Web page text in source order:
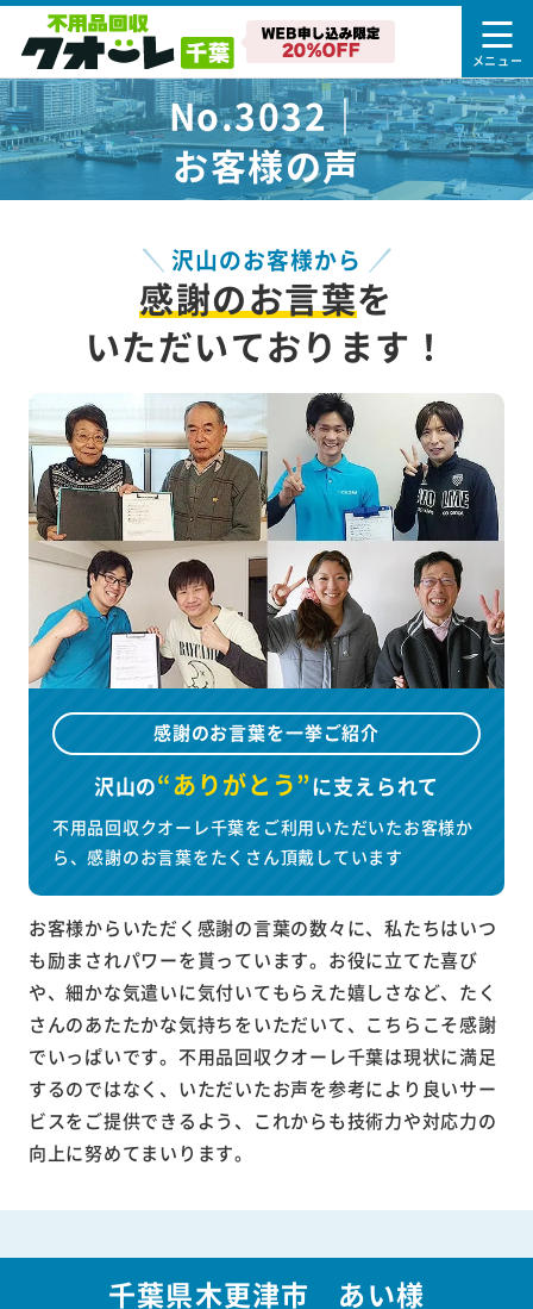
No.3032｜
お客様の声
沢山のお客様から
感謝のお言葉を
いただいております！
感謝のお言葉を一挙ご紹介
沢山の“ありがとう”に支えられて
不用品回収クオーレ千葉をご利用いただいたお客様か
ら、感謝のお言葉をたくさん頂戴しています
お客様からいただく感謝の言葉の数々に、私たちはいつ
も励まされパワーを貰っています。お役に立てた喜び
や、細かな気遣いに気付いてもらえた嬉しさなど、たく
さんのあたたかな気持ちをいただいて、こちらこそ感謝
でいっぱいです。不用品回収クオーレ千葉は現状に満足
するのではなく、いただいたお声を参考により良いサー
ビスをご提供できるよう、これからも技術力や対応力の
向上に努めてまいります。
千葉県木更津市 あい様